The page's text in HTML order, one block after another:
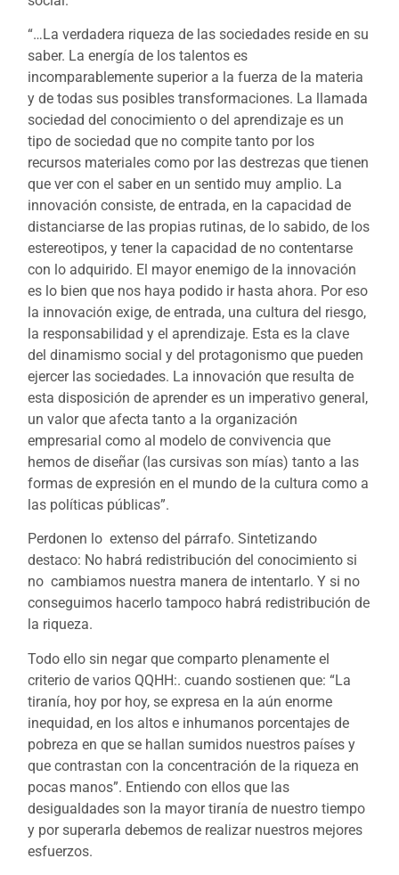
“…La verdadera riqueza de las sociedades reside en su
saber. La energía de los talentos es
incomparablemente superior a la fuerza de la materia
y de todas sus posibles transformaciones. La llamada
sociedad del conocimiento o del aprendizaje es un
tipo de sociedad que no compite tanto por los
recursos materiales como por las destrezas que tienen
que ver con el saber en un sentido muy amplio. La
innovación consiste, de entrada, en la capacidad de
distanciarse de las propias rutinas, de lo sabido, de los
estereotipos, y tener la capacidad de no contentarse
con lo adquirido. El mayor enemigo de la innovación
es lo bien que nos haya podido ir hasta ahora. Por eso
la innovación exige, de entrada, una cultura del riesgo,
la responsabilidad y el aprendizaje. Esta es la clave
del dinamismo social y del protagonismo que pueden
ejercer las sociedades. La innovación que resulta de
esta disposición de aprender es un imperativo general,
un valor que afecta tanto a la organización
empresarial como al modelo de convivencia que
hemos de diseñar (las cursivas son mías) tanto a las
formas de expresión en el mundo de la cultura como a
las políticas públicas”.
Perdonen lo extenso del párrafo. Sintetizando
destaco: No habrá redistribución del conocimiento si
no cambiamos nuestra manera de intentarlo. Y si no
conseguimos hacerlo tampoco habrá redistribución de
la riqueza.
Todo ello sin negar que comparto plenamente el
criterio de varios QQHH:. cuando sostienen que: “La
tiranía, hoy por hoy, se expresa en la aún enorme
inequidad, en los altos e inhumanos porcentajes de
pobreza en que se hallan sumidos nuestros países y
que contrastan con la concentración de la riqueza en
pocas manos”. Entiendo con ellos que las
desigualdades son la mayor tiranía de nuestro tiempo
y por superarla debemos de realizar nuestros mejores
esfuerzos.